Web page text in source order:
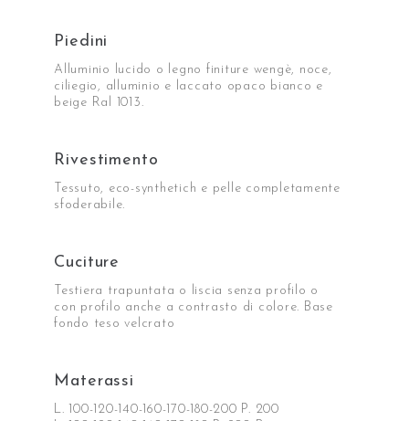
Piedini
Alluminio lucido o legno finiture wengè, noce,
ciliegio, alluminio e laccato opaco bianco e
beige Ral 1013.
Rivestimento
Tessuto, eco-synthetich e pelle completamente
sfoderabile.
Cuciture
Testiera trapuntata o liscia senza profilo o
con profilo anche a contrasto di colore. Base
fondo teso velcrato
Materassi
L. 100-120-140-160-170-180-200 P. 200